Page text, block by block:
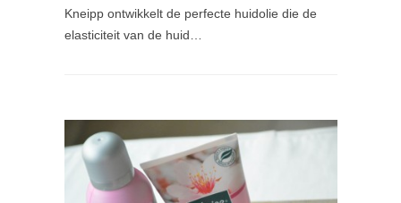
Kneipp ontwikkelt de perfecte huidolie die de
elasticiteit van de huid…